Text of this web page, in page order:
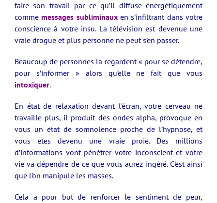
faire son travail par ce qu’il diffuse énergétiquement
commemessages subliminauxen s’infiltrant dans votre
conscience à votre insu. La télévision est devenue une
vraie drogue et plus personne ne peut s’en passer.
Beaucoup de personnes la regardent « pour se détendre,
pour s’informer » alors qu’elle ne fait que vous
intoxiquer.
En état de relaxation devant l’écran, votre cerveau ne
travaille plus, il produit des ondes alpha, provoque en
vous un état de somnolence proche de l’hypnose, et
vous etes devenu une vraie proie. Des millions
d’informations vont pénétrer votre inconscient et votre
vie va dépendre de ce que vous aurez ingéré. C’est ainsi
que l’on manipule les masses.
Cela a pour but de renforcer le sentiment de peur,